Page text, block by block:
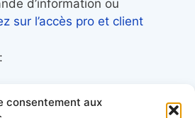
consentement aux
d’information ou
sur l’accès pro et client